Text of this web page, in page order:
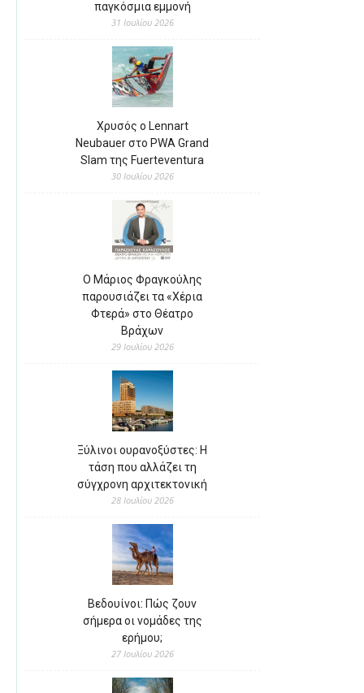
παγκόσμια εμμονή
31 Ιουλίου 2026
Χρυσός ο Lennart
Neubauer στο PWA Grand
Slam της Fuerteventura
30 Ιουλίου 2026
Ο Μάριος Φραγκούλης
παρουσιάζει τα «Χέρια
Φτερά» στο Θέατρο
Βράχων
29 Ιουλίου 2026
Ξύλινοι ουρανοξύστες: Η
τάση που αλλάζει τη
σύγχρονη αρχιτεκτονική
28 Ιουλίου 2026
Βεδουίνοι: Πώς ζουν
σήμερα οι νομάδες της
ερήμου;
27 Ιουλίου 2026